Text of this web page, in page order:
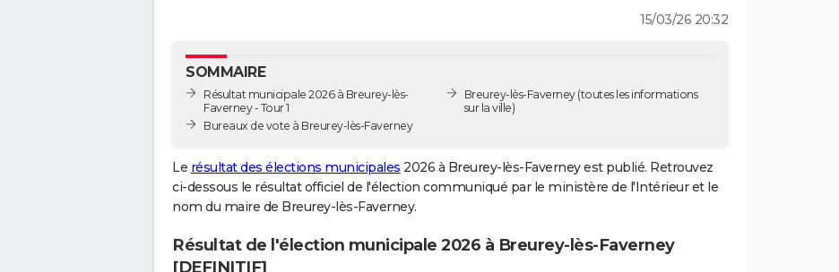
15/03/26 20:32
SOMMAIRE
Résultat municipale 2026 à Breurey-lès-
Faverney - Tour 1
Bureaux de vote à Breurey-lès-Faverney
Breurey-lès-Faverney(toutes les informations
sur la ville)
Le résultat des élections municipales 2026 à Breurey-lès-Faverney est publié. Retrouvez
ci-dessous le résultat officiel de l'élection communiqué par le ministère de l'Intérieur et le
nom du maire de Breurey-lès-Faverney.
Résultat de l'élection municipale 2026 à Breurey-lès-Faverney
[DEFINITIF]